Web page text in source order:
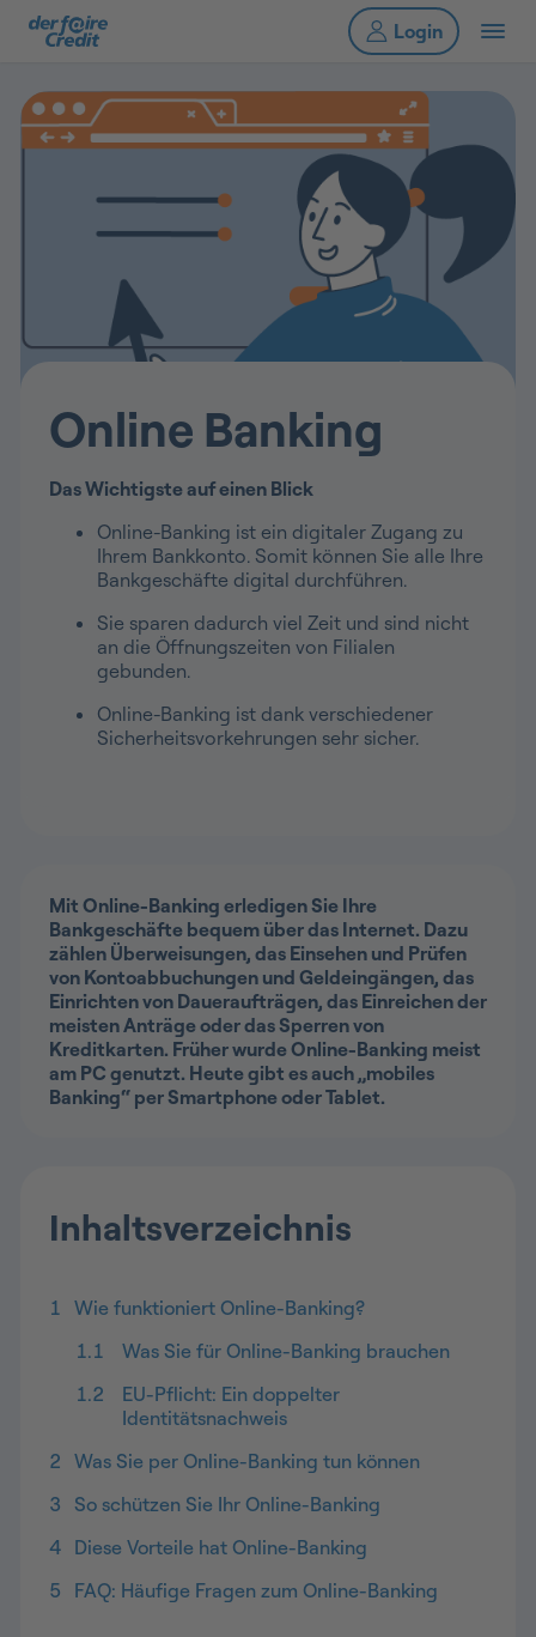
Online Banking
Das Wichtigste auf einen Blick
Online-Banking ist ein digitaler Zugang zu
Ihrem Bankkonto. Somit können Sie alle Ihre
Bankgeschäfte digital durchführen.
Sie sparen dadurch viel Zeit und sind nicht
an die Öffnungszeiten von Filialen
gebunden.
Online-Banking ist dank verschiedener
Sicherheitsvorkehrungen sehr sicher.
Mit Online-Banking erledigen Sie Ihre
Bankgeschäfte bequem über das Internet. Dazu
zählen Überweisungen, das Einsehen und Prüfen
von Kontoabbuchungen und Geldeingängen, das
Einrichten von Daueraufträgen, das Einreichen der
meisten Anträge oder das Sperren von
Kreditkarten. Früher wurde Online-Banking meist
am PC genutzt. Heute gibt es auch „mobiles
Banking“ per Smartphone oder Tablet.
Inhaltsverzeichnis
1 Wie funktioniert Online-Banking?
1.1
Was Sie für Online-Banking brauchen
1.2
EU-Pflicht: Ein doppelter
Identitätsnachweis
2 Was Sie per Online-Banking tun können
3
So schützen Sie Ihr Online-Banking
4 Diese Vorteile hat Online-Banking
5
FAQ: Häufige Fragen zum Online-Banking